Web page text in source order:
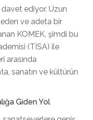
ediyor. Uzun
ve adeta bir
KOMEK, şimdi bu
(TİSA) ile
arasında
sanatın ve kültürün
Giden Yol